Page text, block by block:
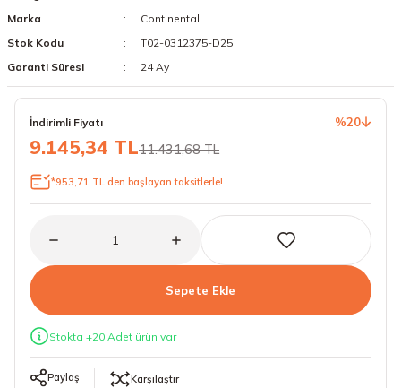
21 Lastikler
24 Lastikler
Marka
Continental
Stok Kodu
T02-0312375-D25
Garanti Süresi
24 Ay
İndirimli Fiyatı %20
9.145,34 TL11.431,68 TL
*953,71 TL den başlayan taksitlerle!
Sepete Ekle
Stokta +20 Adet ürün var
Paylaş Karşılaştır